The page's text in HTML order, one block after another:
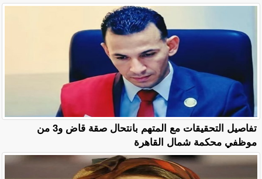
تفاصيل التحقيقات مع المتهم بانتحال صقة قاض و3 من
موظفي محكمة شمال القاهرة